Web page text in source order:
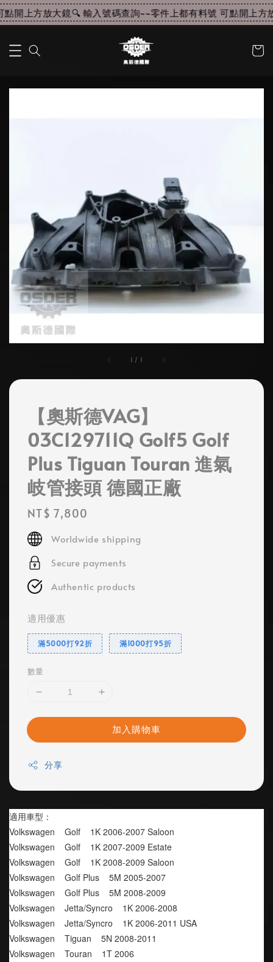
開上方放大鏡🔍 輸入號碼查詢~~零件上都有料號 可點開上方
1 / 1
【奧斯德VAG】
03C129711Q Golf5 Golf
Plus Tiguan Touran 進氣
岐管接頭 德國正廠
Regular
price
NT$ 7,800
Worldwide shipping
Secure payments
Authentic products
適用優惠
滿5000打92折 滿1000打95折
數量
加入購物車
分享
適用車型：
Volkswagen    Golf    1K 2006-2007 Saloon
Volkswagen    Golf    1K 2007-2009 Estate
Volkswagen    Golf    1K 2008-2009 Saloon
Volkswagen    Golf Plus    5M 2005-2007
Volkswagen    Golf Plus    5M 2008-2009
Volkswagen    Jetta/Syncro    1K 2006-2008
Volkswagen    Jetta/Syncro    1K 2006-2011 USA
Volkswagen    Tiguan    5N 2008-2011
Volkswagen    Touran    1T 2006